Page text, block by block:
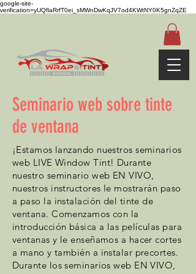
google-site-
verification=yUQflaRrfT0ei_sMWnDwKqJV7od4KWtNY0K5gnZqZE
Seminario web sobre tinte
de ventana
¡Estamos lanzando nuestros seminarios
web LIVE Window Tint! Durante
nuestro seminario web EN VIVO,
nuestros instructores le mostrarán paso
a paso la instalación del tinte de
ventana. Comenzamos con la
introducción básica a las películas para
ventanas y le enseñamos a hacer cortes
a mano y también a instalar precortes.
Durante los seminarios web EN VIVO,